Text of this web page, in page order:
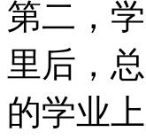
第二，
里后，
的学业